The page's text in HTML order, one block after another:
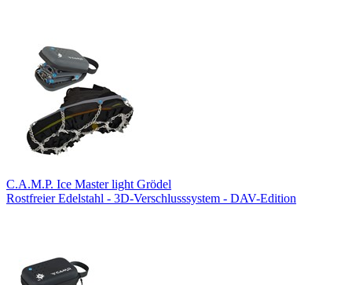
C.A.M.P. Ice Master light Grödel
Rostfreier Edelstahl - 3D-Verschlusssystem - DAV-Edition